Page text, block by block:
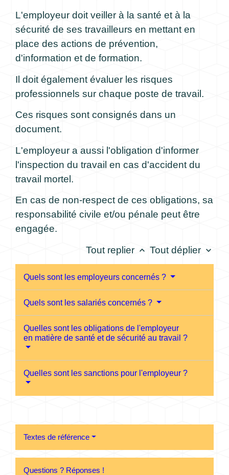
L'employeur doit veiller à la santé et à la
sécurité de ses travailleurs en mettant en
place des actions de prévention,
d'information et de formation.
Il doit également évaluer les risques
professionnels sur chaque poste de travail.
Ces risques sont consignés dans un
document.
L'employeur a aussi l'obligation d'informer
l'inspection du travail en cas d'accident du
travail mortel.
En cas de non-respect de ces obligations, sa
responsabilité civile et/ou pénale peut être
engagée.
Tout replier keyboard_arrow_up Tout déplier keyboard_arrow_down
Quels sont les employeurs concernés ?
Quels sont les salariés concernés ?
Quelles sont les obligations de l'employeur
en matière de santé et de sécurité au travail ?
Quelles sont les sanctions pour l'employeur ?
Textes de référence
Questions ? Réponses !